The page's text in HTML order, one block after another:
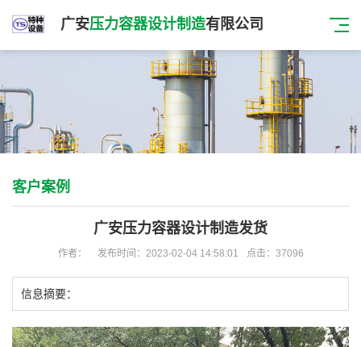
广安压力容器设计制造有限公司
客户案例
广安压力容器设计制造发货
作者： 发布时间：2023-02-04 14:58:01 点击：37096
信息摘要：